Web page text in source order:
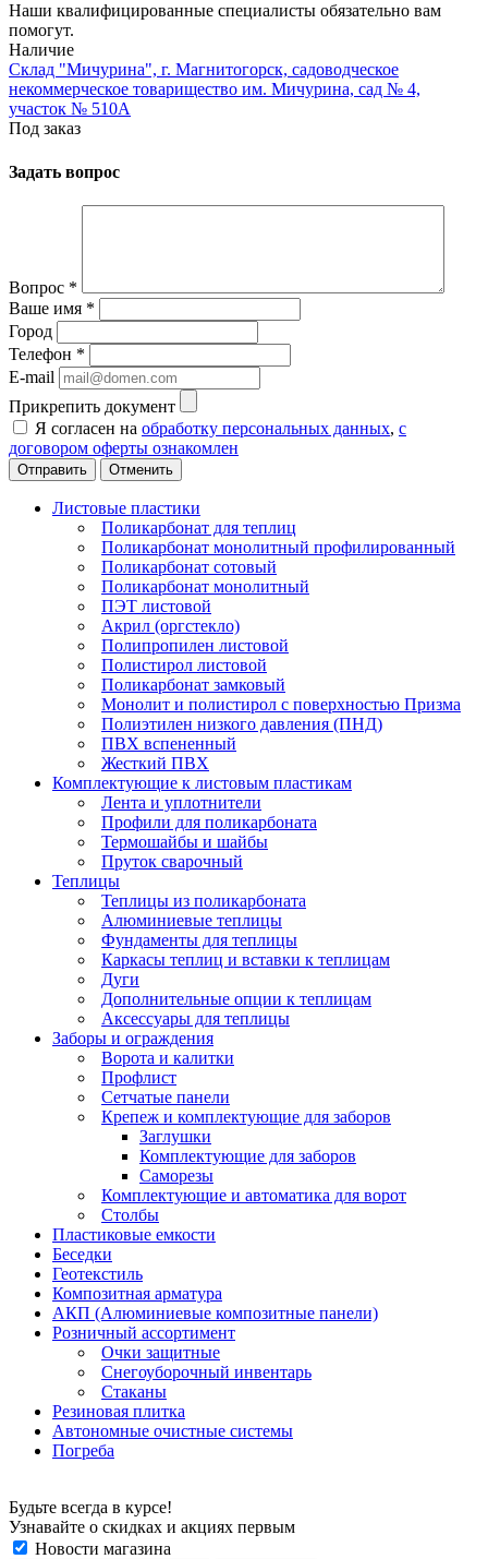
Наши квалифицированные специалисты обязательно вам
помогут.
Наличие
Склад "Мичурина", г. Магнитогорск, садоводческое
некоммерческое товарищество им. Мичурина, сад № 4,
участок № 510А
Под заказ
Задать вопрос
Вопрос *
Ваше имя *
Город
Телефон *
E-mail
Прикрепить документ
Я согласен на обработку персональных данных, с
договором оферты ознакомлен
Отменить
Листовые пластики
Поликарбонат для теплиц
Поликарбонат монолитный профилированный
Поликарбонат сотовый
Поликарбонат монолитный
ПЭТ листовой
Акрил (оргстекло)
Полипропилен листовой
Полистирол листовой
Поликарбонат замковый
Монолит и полистирол с поверхностью Призма
Полиэтилен низкого давления (ПНД)
ПВХ вспененный
Жесткий ПВХ
Комплектующие к листовым пластикам
Лента и уплотнители
Профили для поликарбоната
Термошайбы и шайбы
Пруток сварочный
Теплицы
Теплицы из поликарбоната
Алюминиевые теплицы
Фундаменты для теплицы
Каркасы теплиц и вставки к теплицам
Дуги
Дополнительные опции к теплицам
Аксессуары для теплицы
Заборы и ограждения
Ворота и калитки
Профлист
Сетчатые панели
Крепеж и комплектующие для заборов
Заглушки
Комплектующие для заборов
Саморезы
Комплектующие и автоматика для ворот
Столбы
Пластиковые емкости
Беседки
Геотекстиль
Композитная арматура
АКП (Алюминиевые композитные панели)
Розничный ассортимент
Очки защитные
Снегоуборочный инвентарь
Стаканы
Резиновая плитка
Автономные очистные системы
Погреба
Будьте всегда в курсе!
Узнавайте о скидках и акциях первым
Новости магазина